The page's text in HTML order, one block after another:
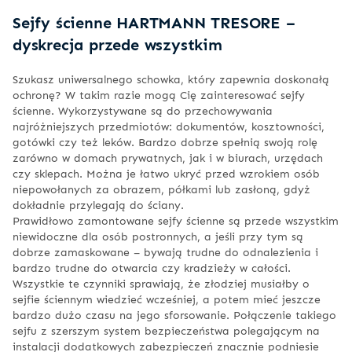
Sejfy ścienne HARTMANN TRESORE –
dyskrecja przede wszystkim
Szukasz uniwersalnego schowka, który zapewnia doskonałą
ochronę? W takim razie mogą Cię zainteresować sejfy
ścienne. Wykorzystywane są do przechowywania
najróżniejszych przedmiotów: dokumentów, kosztowności,
gotówki czy też leków. Bardzo dobrze spełnią swoją rolę
zarówno w domach prywatnych, jak i w biurach, urzędach
czy sklepach. Można je łatwo ukryć przed wzrokiem osób
niepowołanych za obrazem, półkami lub zasłoną, gdyż
dokładnie przylegają do ściany.
Prawidłowo zamontowane sejfy ścienne są przede wszystkim
niewidoczne dla osób postronnych, a jeśli przy tym są
dobrze zamaskowane – bywają trudne do odnalezienia i
bardzo trudne do otwarcia czy kradzieży w całości.
Wszystkie te czynniki sprawiają, że złodziej musiałby o
sejfie ściennym wiedzieć wcześniej, a potem mieć jeszcze
bardzo dużo czasu na jego sforsowanie. Połączenie takiego
sejfu z szerszym system bezpieczeństwa polegającym na
instalacji dodatkowych zabezpieczeń znacznie podniesie